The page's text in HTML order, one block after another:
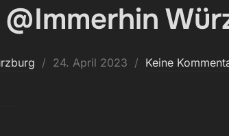
Veröffentlicht
24. April 2023 Keine